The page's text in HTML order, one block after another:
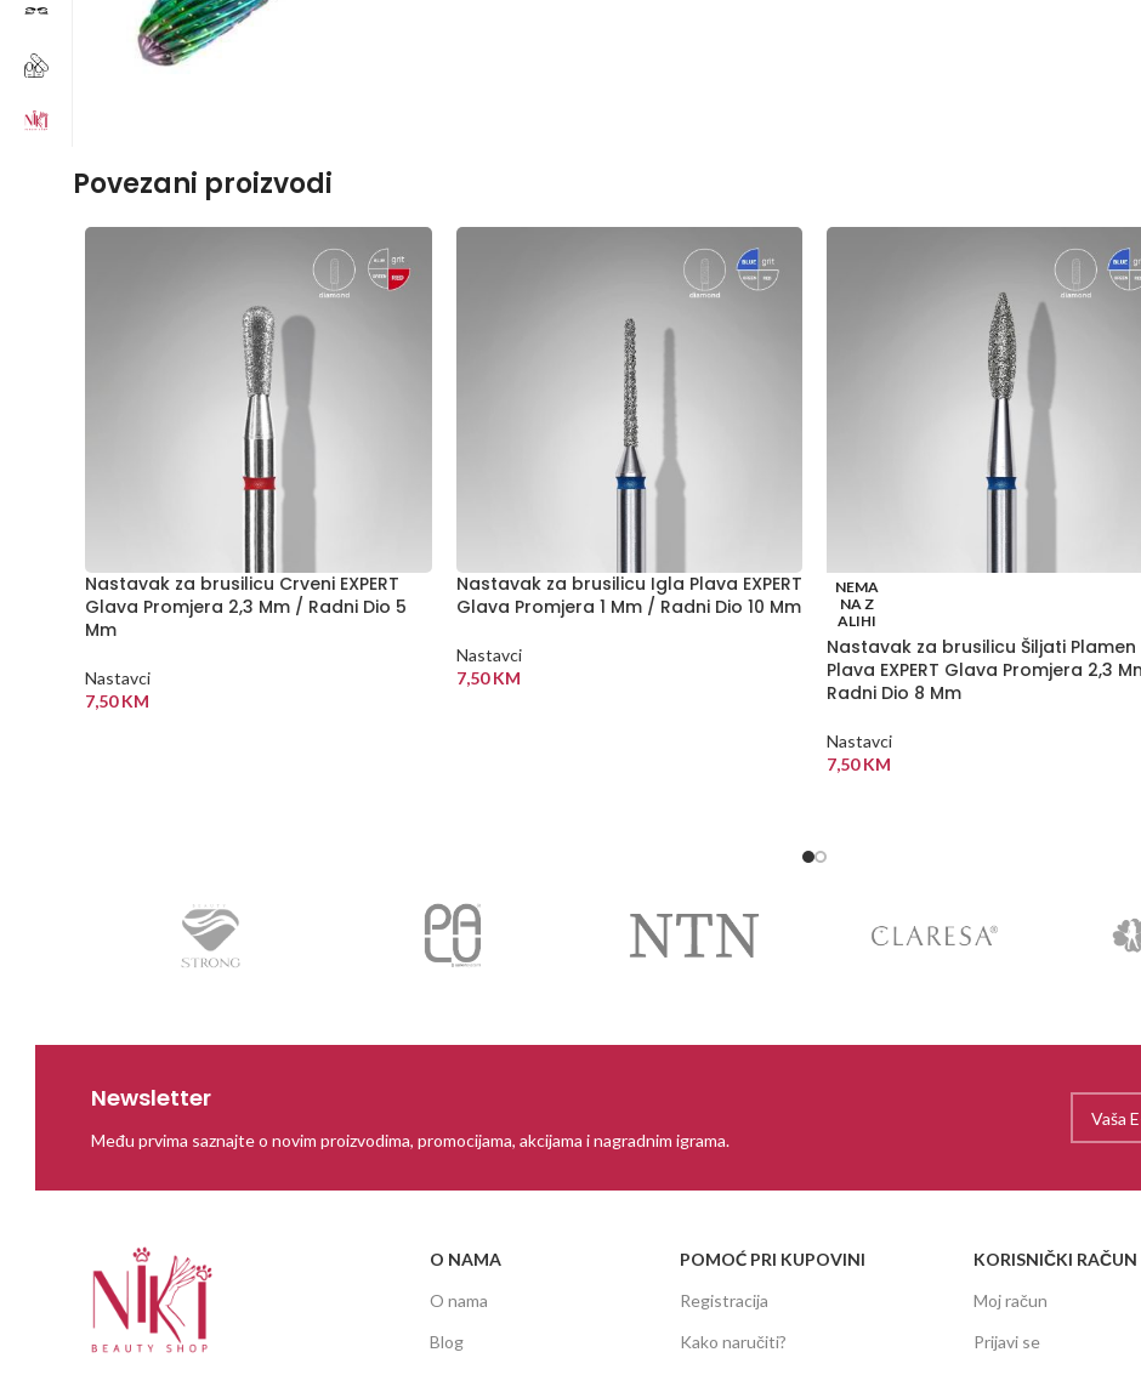
Povezani proizvodi
Nastavak za brusilicu Crveni EXPERT
Glava Promjera 2,3 Mm / Radni Dio 5
Mm
Nastavci
7,50KM
Nastavak za brusilicu Igla Plava EXPERT
Glava Promjera 1 Mm / Radni Dio 10 Mm
Nastavci
7,50KM
NEMA
NA Z
ALIHI
Nastavak za brusilicu Šiljati Plamen
Plava EXPERT Glava Promjera 2,3
Radni Dio 8 Mm
Nastavci
7,50KM
Newsletter
Među prvima saznajte o novim proizvodima, promocijama, akcijama i nagradnim igrama.
O NAMA
O nama
Blog
POMOĆ PRI KUPOVINI
Registracija
Kako naručiti?
KORISNIČKI RAČUN
Moj račun
Prijavi se